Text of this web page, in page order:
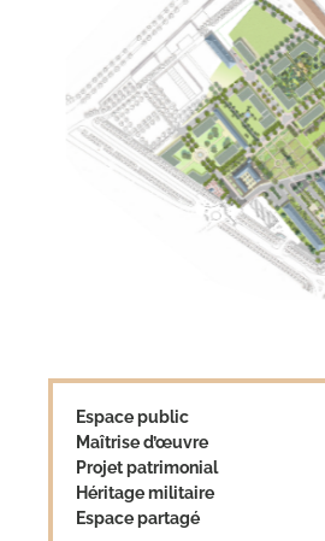
Espace public
Maîtrise d’œuvre
Projet patrimonial
Héritage militaire
Espace partagé